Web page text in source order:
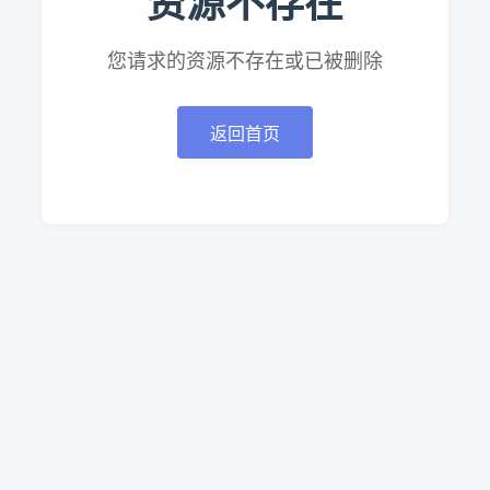
您请求的资源不存在或已被删除
返回首页